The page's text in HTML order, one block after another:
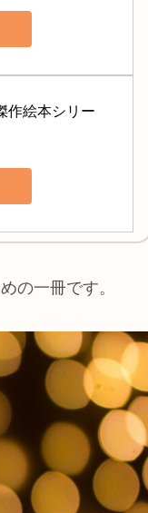
作絵本シリー
の一冊です。